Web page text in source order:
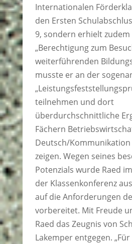
Internationalen
den Ersten
9, sondern erhielt
„Berechtigung zum
weiterführenden
musste er an der
teilnehmen und dort
überdurchschnittliche
Fächern
Deutsch/Kommunikation
zeigen. Wegen seines
Potenzials wurde Raed
der Klassenkonferenz
auf die Anforderungen
vorbereitet. Mit Freude
Raed das Zeugnis von
Lakemper entgegen.